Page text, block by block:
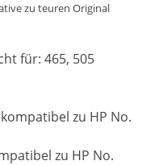
zu teuren Original
für: 465, 505
zu HP No.
zu HP No.